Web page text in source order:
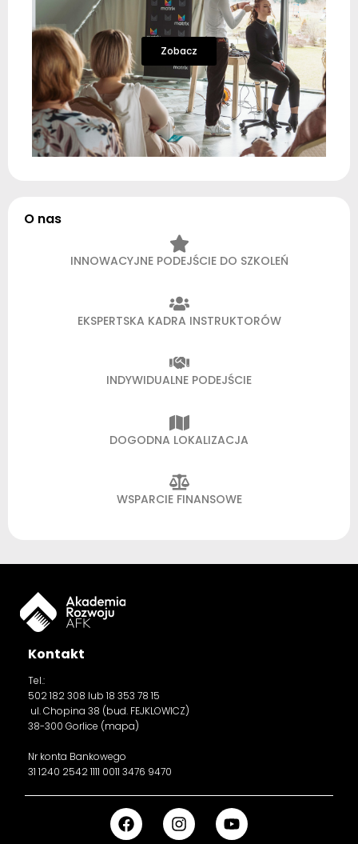
Zobacz
O nas
INNOWACYJNE PODEJŚCIE DO SZKOLEŃ
EKSPERTSKA KADRA INSTRUKTORÓW
INDYWIDUALNE PODEJŚCIE
DOGODNA LOKALIZACJA
WSPARCIE FINANSOWE
Kontakt
Tel.:
502 182 308 lub 18 353 78 15
ul. Chopina 38 (bud. FEJKLOWICZ)
38-300 Gorlice (mapa)
Nr konta Bankowego
31 1240 2542 1111 0011 3476 9470